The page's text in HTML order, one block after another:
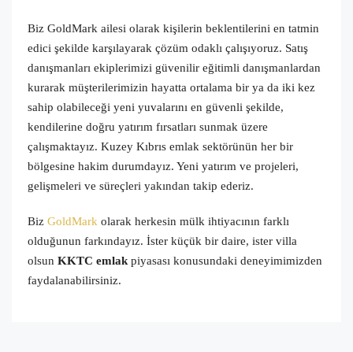
Biz GoldMark ailesi olarak kişilerin beklentilerini en tatmin
edici şekilde karşılayarak çözüm odaklı çalışıyoruz. Satış
danışmanları ekiplerimizi güvenilir eğitimli danışmanlardan
kurarak müşterilerimizin hayatta ortalama bir ya da iki kez
sahip olabileceği yeni yuvalarını en güvenli şekilde,
kendilerine doğru yatırım fırsatları sunmak üzere
çalışmaktayız. Kuzey Kıbrıs emlak sektörünün her bir
bölgesine hakim durumdayız. Yeni yatırım ve projeleri,
gelişmeleri ve süreçleri yakından takip ederiz.
Biz GoldMark olarak herkesin mülk ihtiyacının farklı
olduğunun farkındayız. İster küçük bir daire, ister villa
olsun KKTC emlak piyasası konusundaki deneyimimizden
faydalanabilirsiniz.